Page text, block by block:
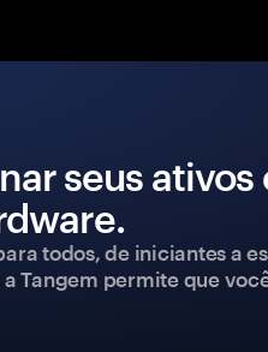
seus
todos, de iniciantes a
Tangem permite que